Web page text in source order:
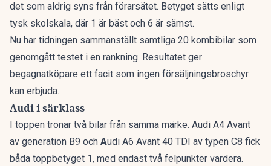
det som aldrig syns från förarsätet. Betyget sätts enligt
tysk skolskala, där 1 är bäst och 6 är sämst.
Nu har tidningen sammanställt samtliga 20 kombibilar som
genomgått testet i en rankning. Resultatet ger
begagnatköpare ett facit som ingen försäljningsbroschyr
kan erbjuda.
Audi i särklass
I toppen tronar två bilar från samma märke. Audi A4 Avant
av generation B9 och Audi A6 Avant 40 TDI av typen C8 fick
båda toppbetyget 1, med endast två felpunkter vardera.